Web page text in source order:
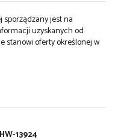
jest na
uzyskanych od
stanowi oferty określonej w
13924